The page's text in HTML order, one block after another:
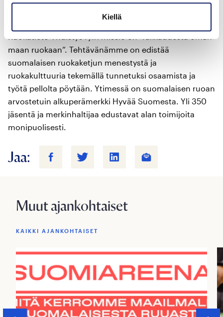
Kiellä
maan ruokaan”. Tehtävänämme on edistää
suomalaisen ruokaketjun menestystä ja
ruokakulttuuria tekemällä tunnetuksi osaamista ja
työtä pellolta pöytään. Ytimessä on suomalaisen ruoan
arvostetuin alkuperämerkki Hyvää Suomesta. Yli 350
jäsentä ja merkinhaltijaa edustavat alan toimijoita
monipuolisesti.
Jaa:
Muut ajankohtaiset
KAIKKI AJANKOHTAISET